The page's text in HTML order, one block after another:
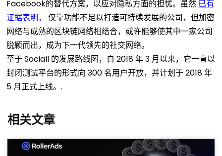
Facebook的替代方案，以应对隐私方面的担忧。虽然 已有
证据表明，
仅靠功能不足以打造可持续发展的公司，但加密
网络与成熟的区块链网络相结合，或许能够使其中一家公司
脱颖而出，成为下一代领先的社交网络。
至于 Sociall 的发展路线图，自 2018 年 3 月以来，它一直以
封闭测试平台的形式向 300 名用户开放，并计划于 2018 年
5 月正式上线。.
相关文章